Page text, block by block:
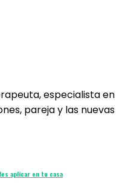
especialista en
pareja y las nuevas
aplicar en tu casa